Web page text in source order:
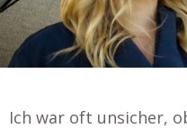
Ich war oft unsicher,